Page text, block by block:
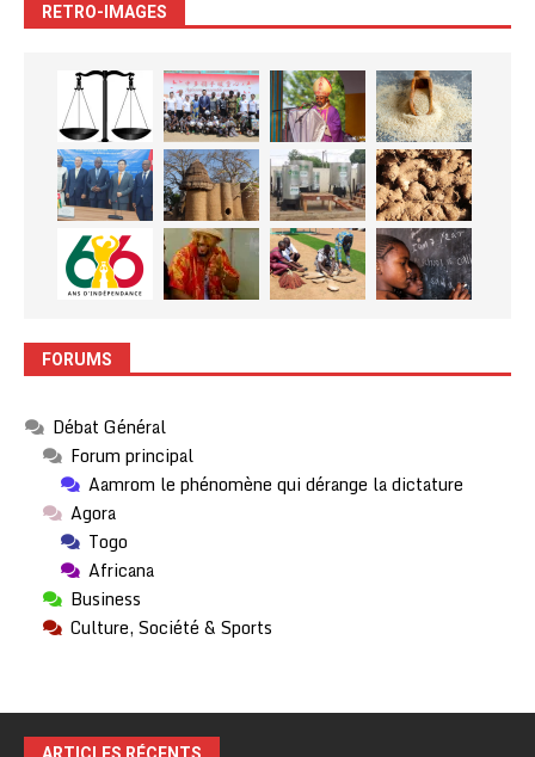
RETRO-IMAGES
FORUMS
Débat Général
Forum principal
Aamrom le phénomène qui dérange la dictature
Agora
Togo
Africana
Business
Culture, Société & Sports